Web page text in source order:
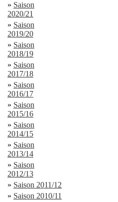
» Saison
2020/21
» Saison
2019/20
» Saison
2018/19
» Saison
2017/18
» Saison
2016/17
» Saison
2015/16
» Saison
2014/15
» Saison
2013/14
» Saison
2012/13
» Saison 2011/12
» Saison 2010/11